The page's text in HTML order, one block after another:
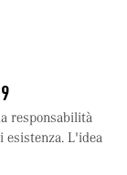
responsabilità
esistenza. L'idea